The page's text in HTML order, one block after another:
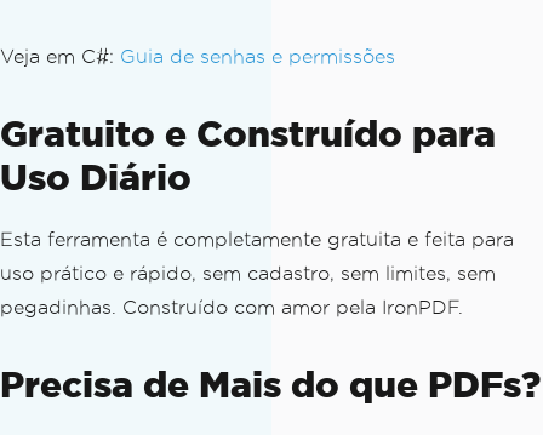
Veja em C#: Guia de senhas e permissões
Gratuito e Construído para
Uso Diário
Esta ferramenta é completamente gratuita e feita para
uso prático e rápido, sem cadastro, sem limites, sem
pegadinhas. Construído com amor pela IronPDF.
Precisa de Mais do que PDFs?